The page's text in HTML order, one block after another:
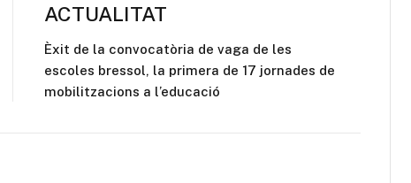
ACTUALITAT
Èxit de la convocatòria de vaga de les
escoles bressol, la primera de 17 jornades de
mobilitzacions a l’educació